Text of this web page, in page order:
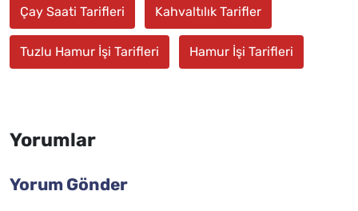
Çay Saati Tarifleri Kahvaltılık Tarifler
Tuzlu Hamur İşi Tarifleri Hamur İşi Tarifleri
Yorumlar
Yorum Gönder